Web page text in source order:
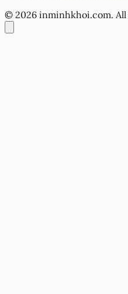
© 2026 inminhkhoi.com.